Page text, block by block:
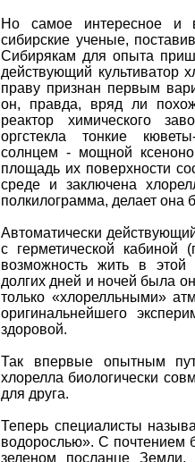
Но самое интересное и
сибирские ученые,
Сибирякам для опыта
действующий культиватор
праву признан первым
он, правда, вряд ли
реактор химического
оргстекла тонкие
солнцем - мощной
площадь их поверхности
среде и заключена
полкилограмма, делает она
Автоматически
с герметической кабиной
возможность жить в этой
долгих дней и ночей была
только «хлорелльными»
оригинальнейшего
здоровой.
Так впервые опытным
хлорелла биологически
для друга.
Теперь специалисты
водорослью». С почтением
зеленом посланце